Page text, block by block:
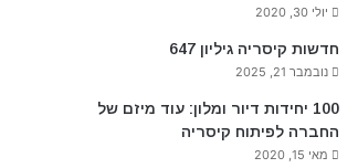
יולי 30, 2020
חדשות קיסריה גיליון 647
נובמבר 21, 2025
100 יחידות דיור ומלון: עוד מיזם של
החברה לפיתוח קיסריה
מאי 15, 2020